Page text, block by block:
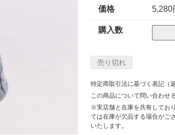
価格 5,280
購入数
特定商取引法に基づく表記（
この商品について問い合わせ
※実店舗と在庫を共有してお
ては在庫が欠品する場合がご
いたします。